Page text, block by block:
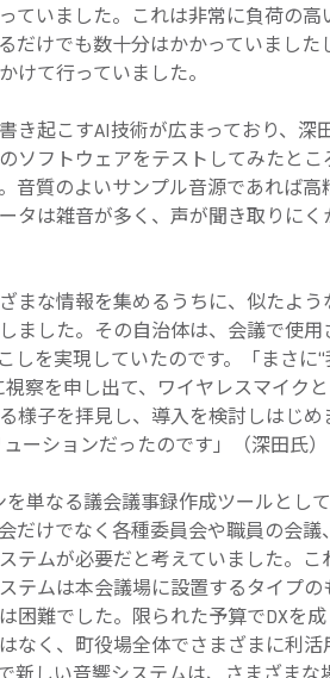
ていました。これは非常に負荷の高
だけでも数十分はかかっていました
けて行っていました。
起こすAI技術が広まっており、深
ソフトウェアをテストしてみたとこ
音質のよいサンプル音源であれば高
タは雑音が多く、声が聞き取りにく
まな情報を集めるうちに、似たよう
ました。その自治体は、会議で使用
しを実現していたのです。「まさに“
察を申し出て、ワイヤレスマイク
様子を拝見し、導入を検討しはじめ
ーションだったのです」（深田氏）
単なる議会議事録作成ツールとし
だけでなく各種委員会や職員の会議
テムが必要だと考えていました。こ
テムは本会議場に設置するタイプの
困難でした。限られた予算でDXを
なく、町役場全体でさまざまに利活